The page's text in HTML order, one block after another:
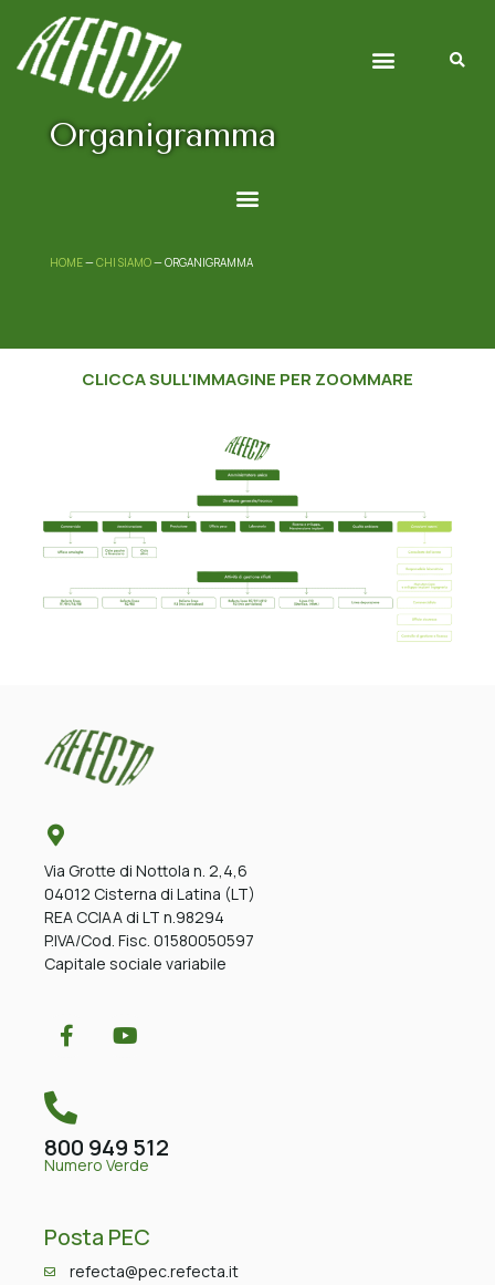
Organigramma
HOME—CHI SIAMO—ORGANIGRAMMA
CLICCA SULL'IMMAGINE PER ZOOMMARE
Via Grotte di Nottola n. 2,4,6
04012 Cisterna di Latina (LT)
REA CCIAA di LT n.98294
P.IVA/Cod. Fisc. 01580050597
Capitale sociale variabile
800 949 512
Numero Verde
Posta PEC
refecta@pec.refecta.it